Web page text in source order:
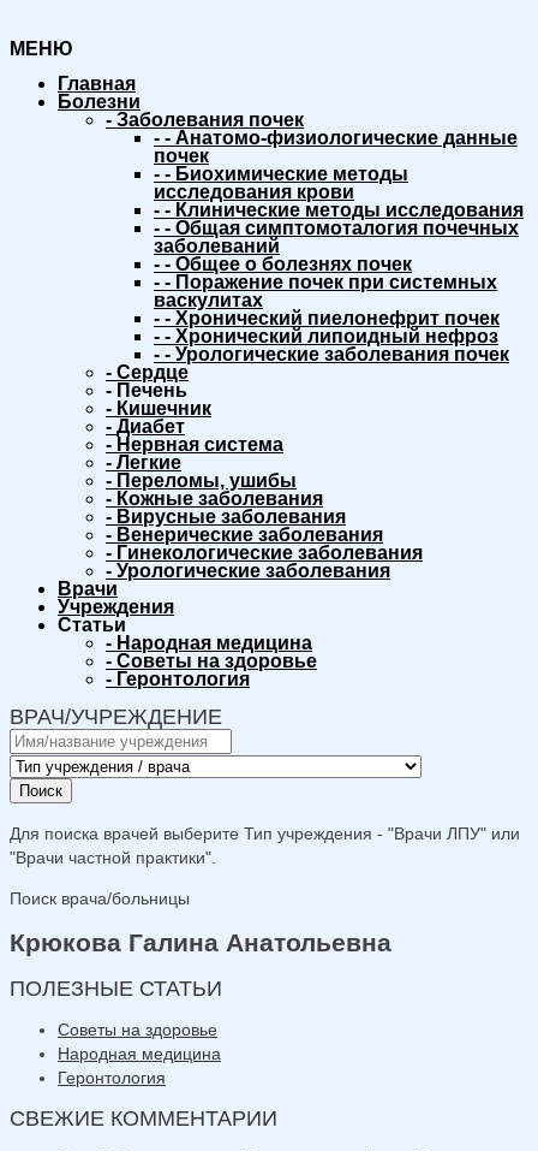
МЕНЮ
Главная
Болезни
- Заболевания почек
- - Анатомо-физиологические данные
почек
- - Биохимические методы
исследования крови
- - Клинические методы исследования
- - Общая симптомоталогия почечных
заболеваний
- - Общее о болезнях почек
- - Поражение почек при системных
васкулитах
- - Хронический пиелонефрит почек
- - Хронический липоидный нефроз
- - Урологические заболевания почек
- Сердце
- Печень
- Кишечник
- Диабет
- Нервная система
- Легкие
- Переломы, ушибы
- Кожные заболевания
- Вирусные заболевания
- Венерические заболевания
- Гинекологические заболевания
- Урологические заболевания
Врачи
Учреждения
Статьи
- Народная медицина
- Советы на здоровье
- Геронтология
ВРАЧ/УЧРЕЖДЕНИЕ
Поиск
Для поиска врачей выберите Тип учреждения - "Врачи ЛПУ" или
"Врачи частной практики".
Поиск врача/больницы
Крюкова Галина Анатольевна
ПОЛЕЗНЫЕ СТАТЬИ
Советы на здоровье
Народная медицина
Геронтология
СВЕЖИЕ КОММЕНТАРИИ